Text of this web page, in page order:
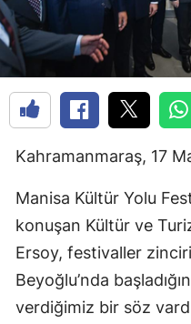
Kahramanmaraş, 17
Manisa Kültür Yolu
konuşan Kültür ve
Ersoy, festivaller
Beyoğlu’nda
verdiğimiz bir söz